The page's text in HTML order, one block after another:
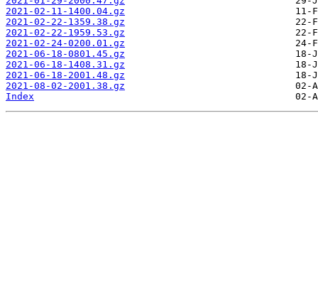
2021-02-11-1400.04.gz
2021-02-22-1359.38.gz
2021-02-22-1959.53.gz
2021-02-24-0200.01.gz
2021-06-18-0801.45.gz
2021-06-18-1408.31.gz
2021-06-18-2001.48.gz
2021-08-02-2001.38.gz
Index